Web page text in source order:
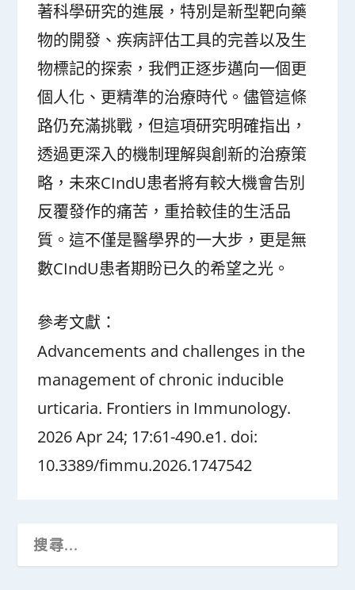
著科學研究的進展，特別是新型靶向藥
物的開發、疾病評估工具的完善以及生
物標記的探索，我們正逐步邁向一個更
個人化、更精準的治療時代。儘管這條
路仍充滿挑戰，但這項研究明確指出，
透過更深入的機制理解與創新的治療策
略，未來CIndU患者將有較大機會告別
反覆發作的痛苦，重拾較佳的生活品
質。這不僅是醫學界的一大步，更是無
數CIndU患者期盼已久的希望之光。
參考文獻：
Advancements and challenges in the
management of chronic inducible
urticaria. Frontiers in Immunology.
2026 Apr 24; 17:61-490.e1. doi:
10.3389/fimmu.2026.1747542